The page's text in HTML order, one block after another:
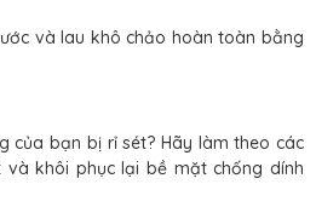
và lau khô chảo hoàn toàn bằng
của bạn bị rỉ sét? Hãy làm theo các
khôi phục lại bề mặt chống dính